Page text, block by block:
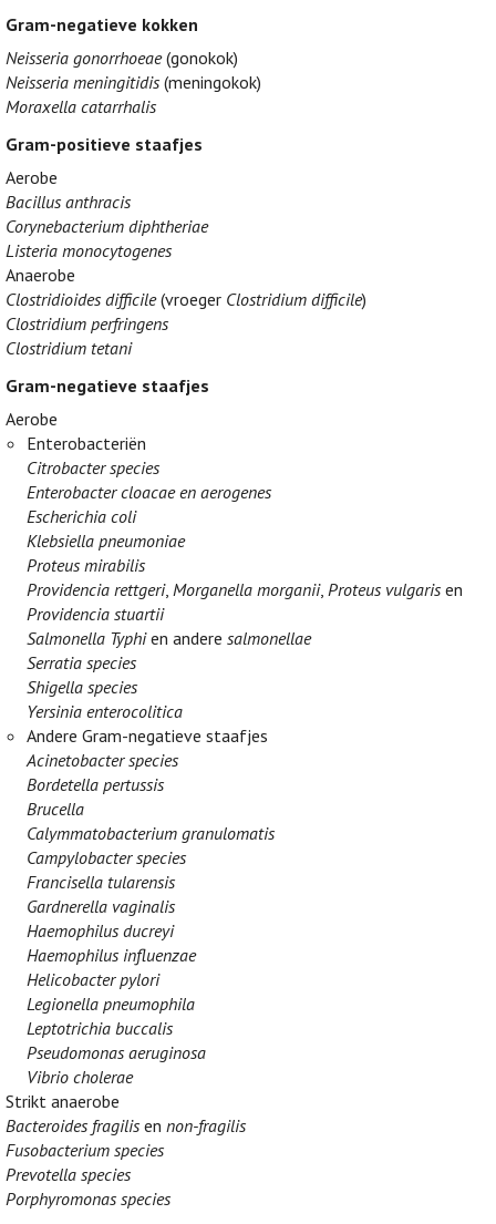
Gram-negatieve kokken
Neisseria gonorrhoeae(gonokok)
Neisseria meningitidis (meningokok)
Moraxella catarrhalis
Gram-positieve staafjes
Aerobe
Bacillus anthracis
Corynebacterium diphtheriae
Listeria monocytogenes
Anaerobe
Clostridioides difficile(vroeger Clostridium difficile)
Clostridium perfringens
Clostridium tetani
Gram-negatieve staafjes
Aerobe
Enterobacteriën
Citrobacter species
Enterobacter cloacae en aerogenes
Escherichia coli
Klebsiella pneumoniae
Proteus mirabilis
Providencia rettgeri,Morganella morganii,Proteus vulgaris en
Providencia stuartii
Salmonella Typhien anderesalmonellae
Serratia species
Shigella species
Yersinia enterocolitica
Andere Gram-negatieve staafjes
Acinetobacter species
Bordetella pertussis
Brucella
Calymmatobacterium granulomatis
Campylobacter species
Francisella tularensis
Gardnerella vaginalis
Haemophilus ducreyi
Haemophilus influenzae
Helicobacter pylori
Legionella pneumophila
Leptotrichia buccalis
Pseudomonas aeruginosa
Vibrio cholerae
Strikt anaerobe
Bacteroides fragilis en non-fragilis
Fusobacterium species
Prevotella species
Porphyromonas species